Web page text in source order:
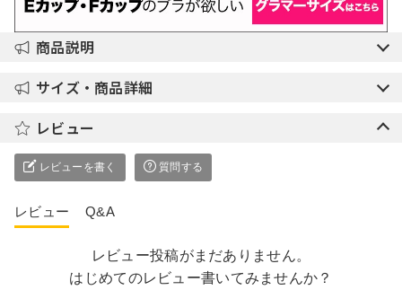
商品説明
サイズ・商品詳細
レビュー
レビューを書く 質問する
レビュー Q&A
レビュー投稿がまだありません。
はじめてのレビュー書いてみませんか？